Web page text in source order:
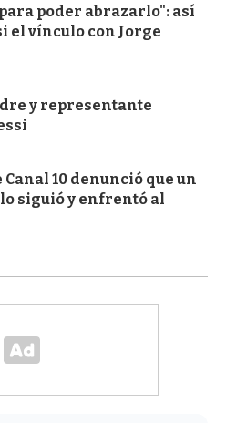
poder abrazarlo": así
el vínculo con Jorge
y representante
10 denunció que un
siguió y enfrentó al